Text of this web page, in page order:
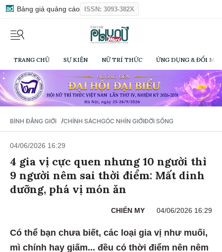
Bảng giá quảng cáo ISSN: 3093-382X
TRANG CHỦ SỰ KIỆN NỮ TRÍ THỨC ỨNG DỤNG & ĐỔI
BÌNH ĐẲNG GIỚI /CHÍNH SÁCHGÓC NHÌN GIỚIĐỜI SỐNG
04/06/2026 16:29
4 gia vị cực quen nhưng 10 người thì
9 người nêm sai thời điểm: Mất dinh
dưỡng, phá vị món ăn
CHIẾN MY 04/06/2026 16:29
Có thể bạn chưa biết, các loại gia vị như muối,
mì chính hay giấm... đều có thời điểm nên nêm